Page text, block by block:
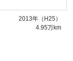
2013年（H25）
4.95万km